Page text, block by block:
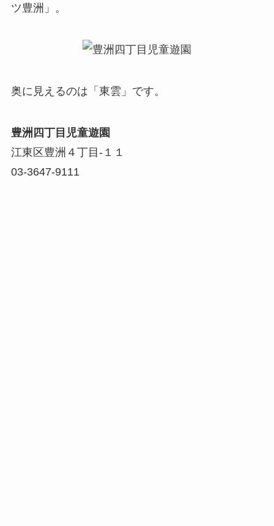
ツ豊洲」。
奥に見えるのは「東雲」です。
豊洲四丁目児童遊園
江東区豊洲４丁目-１１
03-3647-9111